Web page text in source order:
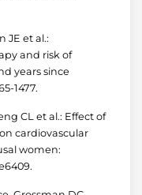
JE et al.:
and risk of
years since
1477.
CL et al.: Effect of
cardiovascular
women: